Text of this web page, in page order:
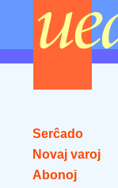
Serĉado
Novaj varoj
Abonoj